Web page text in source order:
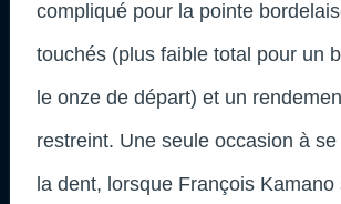
compliqué pour la pointe
touchés (plus faible total pour un
le onze de départ) et un
restreint. Une seule occasion à
la dent, lorsque François Kamano